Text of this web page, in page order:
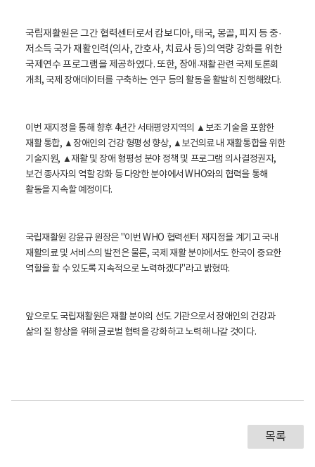
국립재활원은 그간 협력센터로서 캄보디아, 태국, 몽골, 피지 등 중·
저소득 국가 재활인력(의사, 간호사, 치료사 등)의 역량 강화를 위한
국제연수 프로그램을 제공하였다. 또한, 장애 ·재활 관련 국제 토론회
개최, 국제 장애데이터를 구축하는 연구 등의 활동을 활발히 진행해왔다.
이번 재지정을 통해 향후 4년간 서태평양지역의 ▲보조 기술을 포함한
재활 통합, ▲장애인의 건강 형평성 향상, ▲보건의료 내 재활통합을 위한
기술지원, ▲재활 및 장애 형평성 분야 정책 및 프로그램 의사결정권자,
보건 종사자의 역할 강화 등 다양한 분야에서 WHO와의 협력을 통해
활동을 지속할 예정이다.
국립재활원 강윤규 원장은 "이번 WHO 협력센터 재지정을 계기고 국내
재활의료 및 서비스의 발전은 물론, 국제 재활 분야에서도 한국이 중요한
역할을 할 수 있도록 지속적으로 노력하겠다"라고 밝혔따.
앞으로도 국립재활원은 재활 분야의 선도 기관으로서 장애인의 건강과
삶의 질 향상을 위해 글로벌 협력을 강화하고 노력해 나갈 것이다.
목록